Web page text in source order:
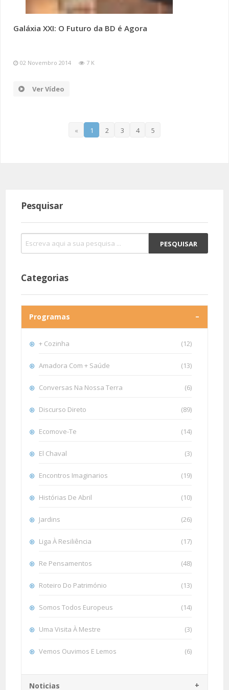
Galáxia XXI: O Futuro da BD é Agora
02 Novembro 2014 7 K
Ver Vídeo
« 1 2 3 4 5
Pesquisar
Categorias
Programas
+ Cozinha (12)
Amadora Com + Saúde (13)
Conversas Na Nossa Terra (6)
Discurso Direto (89)
Ecomove-Te (14)
El Chaval (3)
Encontros Imaginarios (19)
Histórias De Abril (10)
Jardins (26)
Liga À Resiliência (17)
Re Pensamentos (48)
Roteiro Do Património (13)
Somos Todos Europeus (14)
Uma Visita À Mestre (3)
Vemos Ouvimos E Lemos (6)
Noticias